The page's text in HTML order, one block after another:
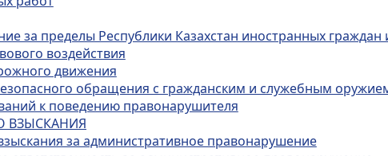
за пределы Республики Казахстан иностранных граждан
воздействия
движения
обращения с гражданским и служебным
к поведению правонарушителя
ВЗЫСКАНИЯ
за административное правонарушение